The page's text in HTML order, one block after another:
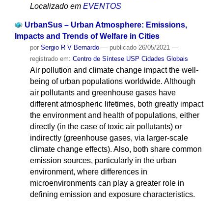
Localizado em EVENTOS
UrbanSus – Urban Atmosphere: Emissions,
Impacts and Trends of Welfare in Cities
por Sergio R V Bernardo — publicado26/05/2021 —
registrado em: Centro de Síntese USP Cidades Globais
Air pollution and climate change impact the well-
being of urban populations worldwide. Although
air pollutants and greenhouse gases have
different atmospheric lifetimes, both greatly impact
the environment and health of populations, either
directly (in the case of toxic air pollutants) or
indirectly (greenhouse gases, via larger-scale
climate change effects). Also, both share common
emission sources, particularly in the urban
environment, where differences in
microenvironments can play a greater role in
defining emission and exposure characteristics.